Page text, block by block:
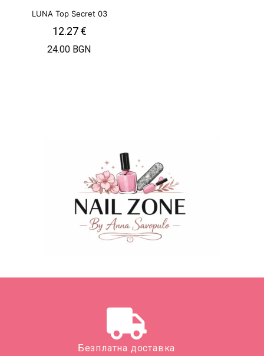
LUNA Top Secret 03
12.27€
24.00 BGN
Безплатна доставка